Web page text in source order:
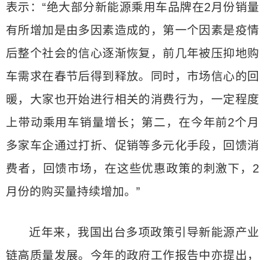
表示：“绝大部分新能源乘用车品牌在2月份销量
有所增加是由多因素造成的，第一个因素是疫情
后整个社会的信心逐渐恢复，前几年被压抑地购
车需求在春节后得到释放。同时，市场信心的回
暖，大家也开始进行相关的消费行为，一定程度
上带动乘用车销量增长；第二，在今年前2个月
多家车企通过打折、促销等多元化手段，回馈消
费者，回馈市场，在这些优惠政策的刺激下，2
月份的购买量持续增加。”
近年来，我国出台多项政策引导新能源产业
链高质量发展。今年的政府工作报告中亦提出，